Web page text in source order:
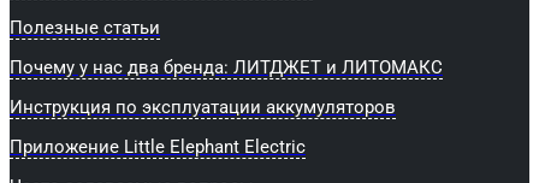
Полезные статьи
Почему у нас два бренда: ЛИТДЖЕТ и ЛИТОМАКС
Инструкция по эксплуатации аккумуляторов
Приложение Little Elephant Electric